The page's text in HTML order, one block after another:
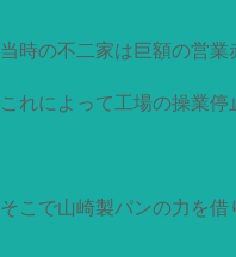
当時の不二家は巨額の営
これによって工場の操業
そこで山崎製パンの力を